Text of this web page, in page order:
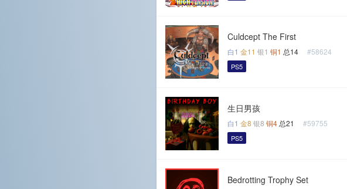
Culdcept The First
白1 金11 银1 铜1 总14 #58624
PS5
生日男孩
白1 金8 银8 铜4 总21 #59755
PS5
Bedrotting Trophy Set